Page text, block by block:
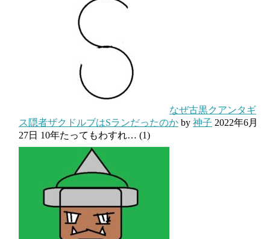
なぜ古黒クアンタギ
ス隠者ザクドルブはSランだったのか by 神子 2022年6月
27日 10年たってもわすれ… (1)